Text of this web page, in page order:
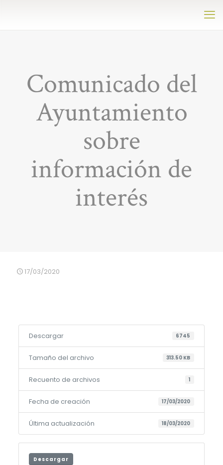
Comunicado del
Ayuntamiento
sobre
información de
interés
17/03/2020
Descargar 6745
Tamaño del archivo 313.50 KB
Recuento de archivos 1
Fecha de creación 17/03/2020
Última actualización 18/03/2020
Descargar